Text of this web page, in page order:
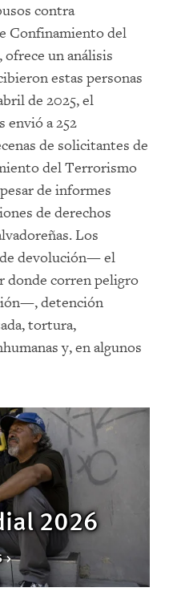
contra
Confinamiento del
un análisis
estas personas
de 2025, el
envió a 252
de solicitantes de
del Terrorismo
de informes
de derechos
Los
devolución— el
donde corren peligro
detención
tortura,
y, en algunos
2026